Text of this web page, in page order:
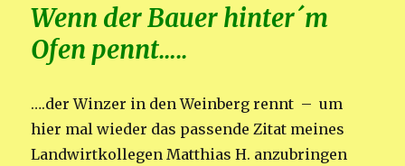
Wenn der Bauer hinter´m
Ofen pennt…..
….der Winzer in den Weinberg rennt – um
hier mal wieder das passende Zitat meines
Landwirtkollegen Matthias H. anzubringen